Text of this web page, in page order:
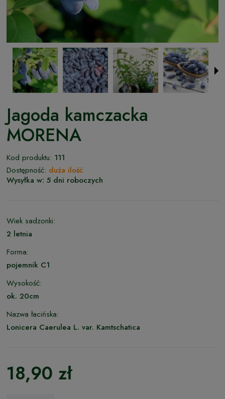
Jagoda kamczacka
MORENA
Kod produktu: 111
Dostępność: duża ilość
Wysyłka w: 5 dni roboczych
Wiek sadzonki:
2 letnia
Forma:
pojemnik C1
Wysokość:
ok. 20cm
Nazwa łacińska:
Lonicera Caerulea L. var. Kamtschatica
18,90 zł